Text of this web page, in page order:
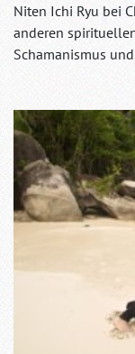
Niten Ichi Ryu bei
anderen
Schamanismus